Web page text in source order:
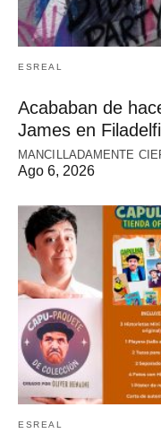
ESREAL
Acababan de
James en
MANCILLADAMENTE
Ago 6, 2026
ESREAL